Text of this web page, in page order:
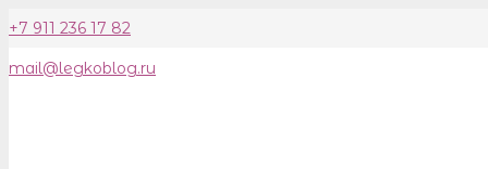
+7 911 236 17 82
mail@legkoblog.ru